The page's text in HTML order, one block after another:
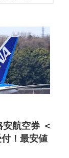
航空券 ＜
！最安値